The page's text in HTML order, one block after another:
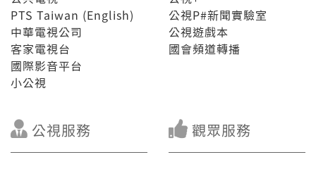
PTS Taiwan (English)
中華電視公司
客家電視台
國際影音平台
小公視
公視P#新聞實驗室
公視遊戲本
國會頻道轉播
公視服務 觀眾服務